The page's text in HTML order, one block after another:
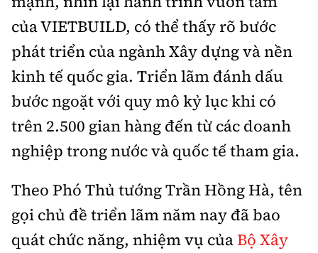
Tổng biên tập:Nguyễn Thị Hồng Nga
Phó Tổng biên tập:Nguyễn Sơn Tùng,
Nguyễn Đức Thắng, La Đức Hùng
Hotline:
0901 514 799
Quảng cáo và Phát hành:
0915 057 282
Email: bandoc@baoxaydung.vn
Cấm sao chép dưới mọi hình thức nếu không có sự
chấp thuận bằng văn bản.
của VIETBUILD, có thể thấy rõ bước
phát triển của ngành Xây dựng và nền
kinh tế quốc gia. Triển lãm đánh dấu
bước ngoặt với quy mô kỷ lục khi có
trên 2.500 gian hàng đến từ các doanh
nghiệp trong nước và quốc tế tham gia.
Theo Phó Thủ tướng Trần Hồng Hà, tên
gọi chủ đề triển lãm năm nay đã bao
quát chức năng, nhiệm vụ củaBộ Xây